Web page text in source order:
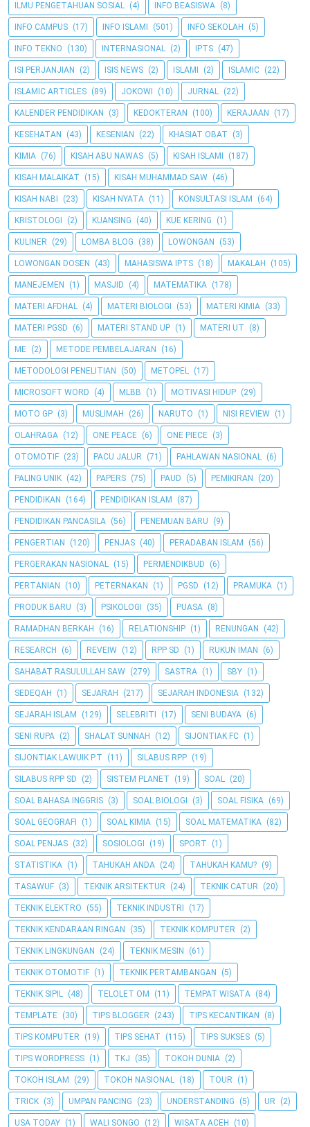
ILMU PENGETAHUAN SOSIAL (4) INFO BEASISWA (8)
INFO CAMPUS (17) INFO ISLAMI (501) INFO SEKOLAH (5)
INFO TEKNO (130) INTERNASIONAL (2) IPTS (47)
ISI PERJANJIAN (2) ISIS NEWS (2) ISLAMI (2) ISLAMIC (22)
ISLAMIC ARTICLES (89) JOKOWI (10) JURNAL (22)
KALENDER PENDIDIKAN (3) KEDOKTERAN (100) KERAJAAN (17)
KESEHATAN (43) KESENIAN (22) KHASIAT OBAT (3)
KIMIA (76) KISAH ABU NAWAS (5) KISAH ISLAMI (187)
KISAH MALAIKAT (15) KISAH MUHAMMAD SAW (46)
KISAH NABI (23) KISAH NYATA (11) KONSULTASI ISLAM (64)
KRISTOLOGI (2) KUANSING (40) KUE KERING (1)
KULINER (29) LOMBA BLOG (38) LOWONGAN (53)
LOWONGAN DOSEN (43) MAHASISWA IPTS (18) MAKALAH (105)
MANEJEMEN (1) MASJID (4) MATEMATIKA (178)
MATERI AFDHAL (4) MATERI BIOLOGI (53) MATERI KIMIA (33)
MATERI PGSD (6) MATERI STAND UP (1) MATERI UT (8)
ME (2) METODE PEMBELAJARAN (16)
METODOLOGI PENELITIAN (50) METOPEL (17)
MICROSOFT WORD (4) MLBB (1) MOTIVASI HIDUP (29)
MOTO GP (3) MUSLIMAH (26) NARUTO (1) NISI REVIEW (1)
OLAHRAGA (12) ONE PEACE (6) ONE PIECE (3)
OTOMOTIF (23) PACU JALUR (71) PAHLAWAN NASIONAL (6)
PALING UNIK (42) PAPERS (75) PAUD (5) PEMIKIRAN (20)
PENDIDIKAN (164) PENDIDIKAN ISLAM (87)
PENDIDIKAN PANCASILA (56) PENEMUAN BARU (9)
PENGERTIAN (120) PENJAS (40) PERADABAN ISLAM (56)
PERGERAKAN NASIONAL (15) PERMENDIKBUD (6)
PERTANIAN (10) PETERNAKAN (1) PGSD (12) PRAMUKA (1)
PRODUK BARU (3) PSIKOLOGI (35) PUASA (8)
RAMADHAN BERKAH (16) RELATIONSHIP (1) RENUNGAN (42)
RESEARCH (6) REVEIW (12) RPP SD (1) RUKUN IMAN (6)
SAHABAT RASULULLAH SAW (279) SASTRA (1) SBY (1)
SEDEQAH (1) SEJARAH (217) SEJARAH INDONESIA (132)
SEJARAH ISLAM (129) SELEBRITI (17) SENI BUDAYA (6)
SENI RUPA (2) SHALAT SUNNAH (12) SIJONTIAK FC (1)
SIJONTIAK LAWUIK P.T (11) SILABUS RPP (19)
SILABUS RPP SD (2) SISTEM PLANET (19) SOAL (20)
SOAL BAHASA INGGRIS (3) SOAL BIOLOGI (3) SOAL FISIKA (69)
SOAL GEOGRAFI (1) SOAL KIMIA (15) SOAL MATEMATIKA (82)
SOAL PENJAS (32) SOSIOLOGI (19) SPORT (1)
STATISTIKA (1) TAHUKAH ANDA (24) TAHUKAH KAMU? (9)
TASAWUF (3) TEKNIK ARSITEKTUR (24) TEKNIK CATUR (20)
TEKNIK ELEKTRO (55) TEKNIK INDUSTRI (17)
TEKNIK KENDARAAN RINGAN (35) TEKNIK KOMPUTER (2)
TEKNIK LINGKUNGAN (24) TEKNIK MESIN (61)
TEKNIK OTOMOTIF (1) TEKNIK PERTAMBANGAN (5)
TEKNIK SIPIL (48) TELOLET OM (11) TEMPAT WISATA (84)
TEMPLATE (30) TIPS BLOGGER (243) TIPS KECANTIKAN (8)
TIPS KOMPUTER (19) TIPS SEHAT (115) TIPS SUKSES (5)
TIPS WORDPRESS (1) TKJ (35) TOKOH DUNIA (2)
TOKOH ISLAM (29) TOKOH NASIONAL (18) TOUR (1)
TRICK (3) UMPAN PANCING (23) UNDERSTANDING (5) UR (2)
USA TODAY (1) WALI SONGO (12) WISATA ACEH (10)